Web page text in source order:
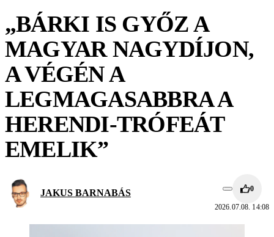
„BÁRKI IS GYŐZ A
MAGYAR NAGYDÍJON,
A VÉGÉN A
LEGMAGASABBRA A
HERENDI-TRÓFEÁT
EMELIK”
JAKUS BARNABÁS 0
2026.07.08. 14:08